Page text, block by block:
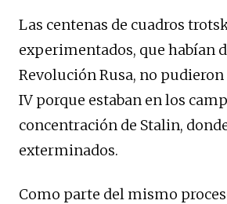
Las centenas de cuadros
experimentados, que habían
Revolución Rusa, no
IV porque estaban en los
concentración de Stalin,
exterminados.
Como parte del mismo